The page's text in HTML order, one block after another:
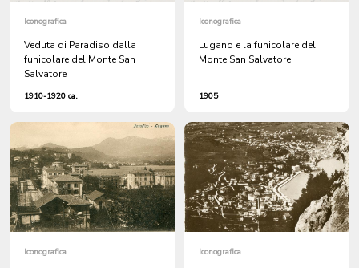
Iconografica
Veduta di Paradiso dalla
funicolare del Monte San
Salvatore
1910-1920 ca.
Iconografica
Lugano e la funicolare del
Monte San Salvatore
1905
Iconografica Iconografica